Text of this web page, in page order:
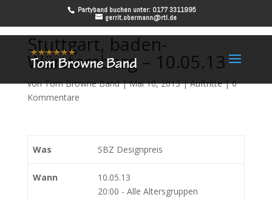
Partyband buchen unter: 0177 3311995
gerrit.obermann@rtl.de
Stuttgart, baden-
Württemberg – 10.05.13
vonTom Browne Band|Mai 10, 2013|Auftritte|0
Kommentare
Was SBZ Designpreis
Wann
10.05.13
20:00 - Alle Altersgruppen